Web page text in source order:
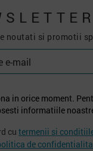
noutati si promotii
in orice moment.
informatiile
cu termenii si
de